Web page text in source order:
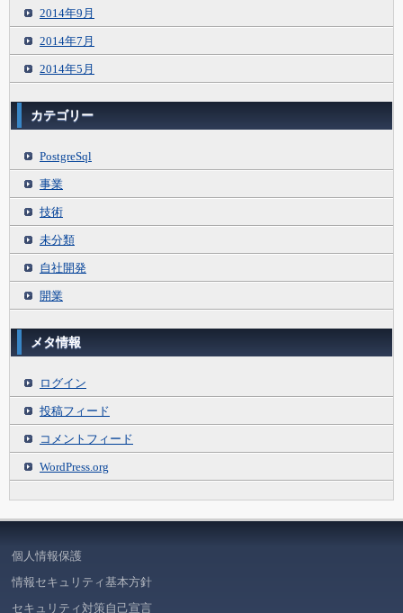
2014年9月
2014年7月
2014年5月
カテゴリー
PostgreSql
事業
技術
未分類
自社開発
開業
メタ情報
ログイン
投稿フィード
コメントフィード
WordPress.org
個人情報保護
情報セキュリティ基本方針
セキュリティ対策自己宣言